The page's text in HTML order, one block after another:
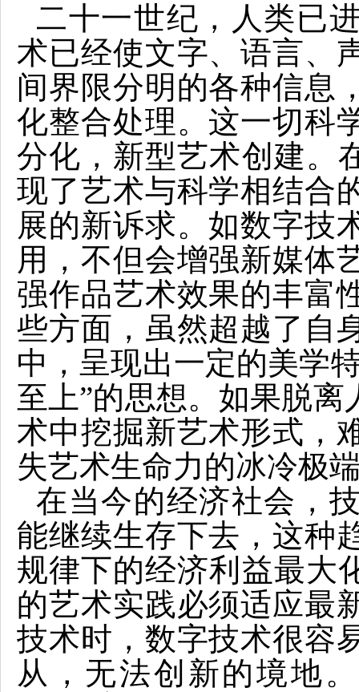
二十一世纪，人类已
术已经使文字、语言、
间界限分明的各种信息
化整合处理。这一切科
分化，新型艺术创建。
现了艺术与科学相结合
展的新诉求。如数字技
用，不但会增强新媒体
强作品艺术效果的丰富
些方面，虽然超越了自
中，呈现出一定的美学
至上”的思想。如果脱
术中挖掘新艺术形式，
失艺术生命力的冰冷极
在当今的经济社会，
能继续生存下去，这种
规律下的经济利益最大
的艺术实践必须适应最
技术时，数字技术很容
从，无法创新的境地